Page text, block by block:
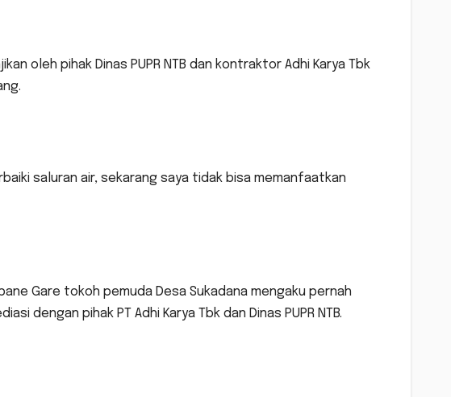
oleh pihak Dinas PUPR NTB dan kontraktor Adhi Karya Tbk
saluran air, sekarang saya tidak bisa memanfaatkan
Gare tokoh pemuda Desa Sukadana mengaku pernah
dengan pihak PT Adhi Karya Tbk dan Dinas PUPR NTB.